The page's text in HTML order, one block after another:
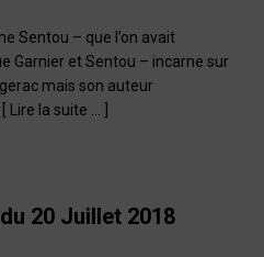
Sentou – que l’on avait
Garnier et Sentou – incarne sur
mais son auteur
[ Lire la suite … ]
20 Juillet 2018